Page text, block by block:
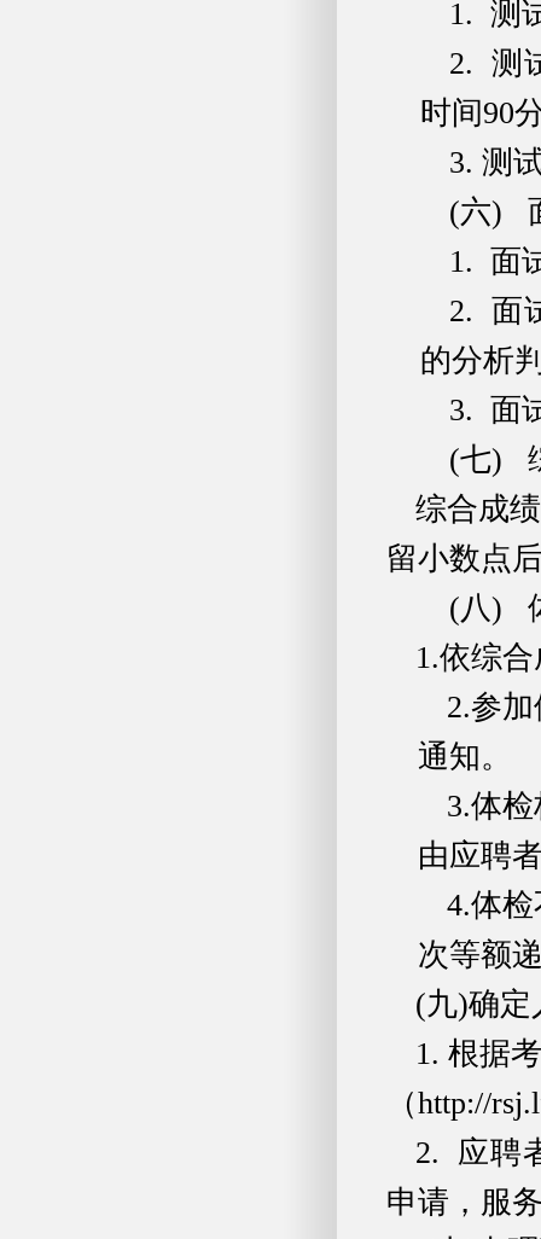
1. 测
2. 测
时间90
3. 测
(六)
1. 面
2. 面
的分析
3. 面
(七)
综合成
留小数点
(八)
1.依综
2.参
通知。
3.体
由应聘
4.体
次等额
(九)确定
1. 根据
（http://
2. 应聘
申请，服